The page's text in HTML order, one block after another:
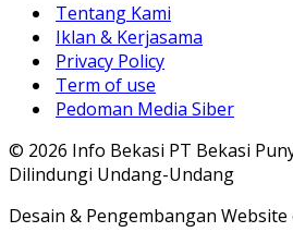
Tentang Kami
Iklan & Kerjasama
Privacy Policy
Term of use
Pedoman Media Siber
© 2026 Info Bekasi PT Bekasi
Dilindungi Undang-Undang
Desain & Pengembangan Website